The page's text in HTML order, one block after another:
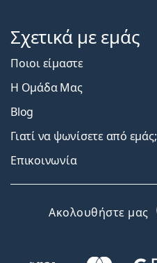
Σχετικά με εμάς
Ποιοι είμαστε
Η Ομάδα Μας
Blog
Γιατί να ψωνίσετε από εμάς;
Επικοινωνία
Ακολουθήστε μας